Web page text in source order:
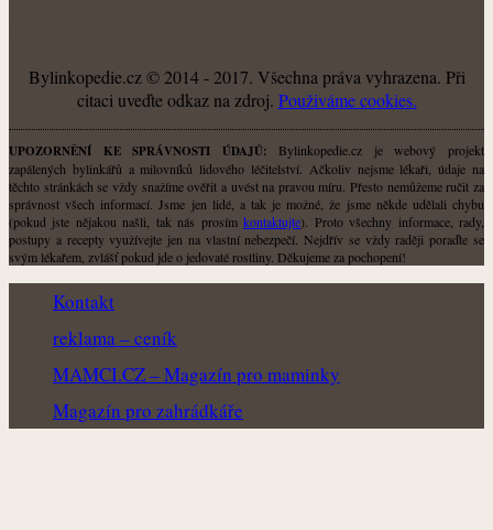
Bylinkopedie.cz © 2014 - 2017. Všechna práva vyhrazena. Při
citaci uveďte odkaz na zdroj. Použiváme cookies.
UPOZORNĚNÍ KE SPRÁVNOSTI ÚDAJŮ: Bylinkopedie.cz je webový projekt
zapálených bylinkářů a milovníků lidového léčitelství. Ačkoliv nejsme lékaři, údaje na
těchto stránkách se vždy snažíme ověřit a uvést na pravou míru. Přesto nemůžeme ručit za
správnost všech informací. Jsme jen lidé, a tak je možné, že jsme někde udělali chybu
(pokud jste nějakou našli, tak nás prosímkontaktujte). Proto všechny informace, rady,
postupy a recepty využívejte jen na vlastní nebezpečí. Nejdřív se vždy raději poraďte se
svým lékařem, zvlášť pokud jde o jedovaté rostliny. Děkujeme za pochopení!
Kontakt
reklama – ceník
MAMCI.CZ – Magazín pro maminky
Magazín pro zahrádkáře